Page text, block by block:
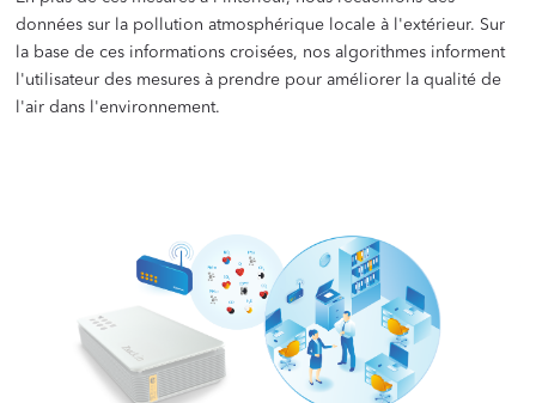
données sur la pollution atmosphérique locale à l'extérieur. Sur
la base de ces informations croisées, nos algorithmes informent
l'utilisateur des mesures à prendre pour améliorer la qualité de
l'air dans l'environnement.